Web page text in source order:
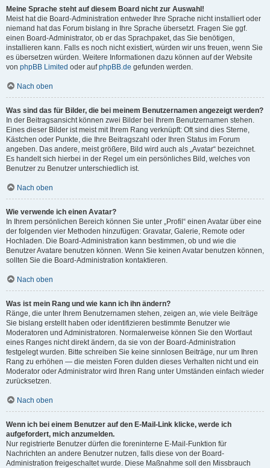
Meine Sprache steht auf diesem Board nicht zur Auswahl!
Meist hat die Board-Administration entweder Ihre Sprache nicht installiert oder
niemand hat das Forum bislang in Ihre Sprache übersetzt. Fragen Sie ggf.
einen Board-Administrator, ob er das Sprachpaket, das Sie benötigen,
installieren kann. Falls es noch nicht existiert, würden wir uns freuen, wenn Sie
es übersetzen würden. Weitere Informationen dazu können auf der Website
von phpBB Limited oder aufphpBB.de gefunden werden.
Nach oben
Was sind das für Bilder, die bei meinem Benutzernamen angezeigt werden?
In der Beitragsansicht können zwei Bilder bei Ihrem Benutzernamen stehen.
Eines dieser Bilder ist meist mit Ihrem Rang verknüpft: Oft sind dies Sterne,
Kästchen oder Punkte, die Ihre Beitragszahl oder Ihren Status im Forum
angeben. Das andere, meist größere, Bild wird auch als „Avatar“ bezeichnet.
Es handelt sich hierbei in der Regel um ein persönliches Bild, welches von
Benutzer zu Benutzer unterschiedlich ist.
Nach oben
Wie verwende ich einen Avatar?
In Ihrem persönlichen Bereich können Sie unter „Profil“ einen Avatar über eine
der folgenden vier Methoden hinzufügen: Gravatar, Galerie, Remote oder
Hochladen. Die Board-Administration kann bestimmen, ob und wie die
Benutzer Avatare benutzen können. Wenn Sie keinen Avatar benutzen können,
sollten Sie die Board-Administration kontaktieren.
Nach oben
Was ist mein Rang und wie kann ich ihn ändern?
Ränge, die unter Ihrem Benutzernamen stehen, zeigen an, wie viele Beiträge
Sie bislang erstellt haben oder identifizieren bestimmte Benutzer wie
Moderatoren und Administratoren. Normalerweise können Sie den Wortlaut
eines Ranges nicht direkt ändern, da sie von der Board-Administration
festgelegt wurden. Bitte schreiben Sie keine sinnlosen Beiträge, nur um Ihren
Rang zu erhöhen — die meisten Foren dulden dieses Verhalten nicht und ein
Moderator oder Administrator wird Ihren Rang unter Umständen einfach wieder
zurücksetzen.
Nach oben
Wenn ich bei einem Benutzer auf den E-Mail-Link klicke, werde ich
aufgefordert, mich anzumelden.
Nur registrierte Benutzer dürfen die foreninterne E-Mail-Funktion für
Nachrichten an andere Benutzer nutzen, falls diese von der Board-
Administration freigeschaltet wurde. Diese Maßnahme soll den Missbrauch